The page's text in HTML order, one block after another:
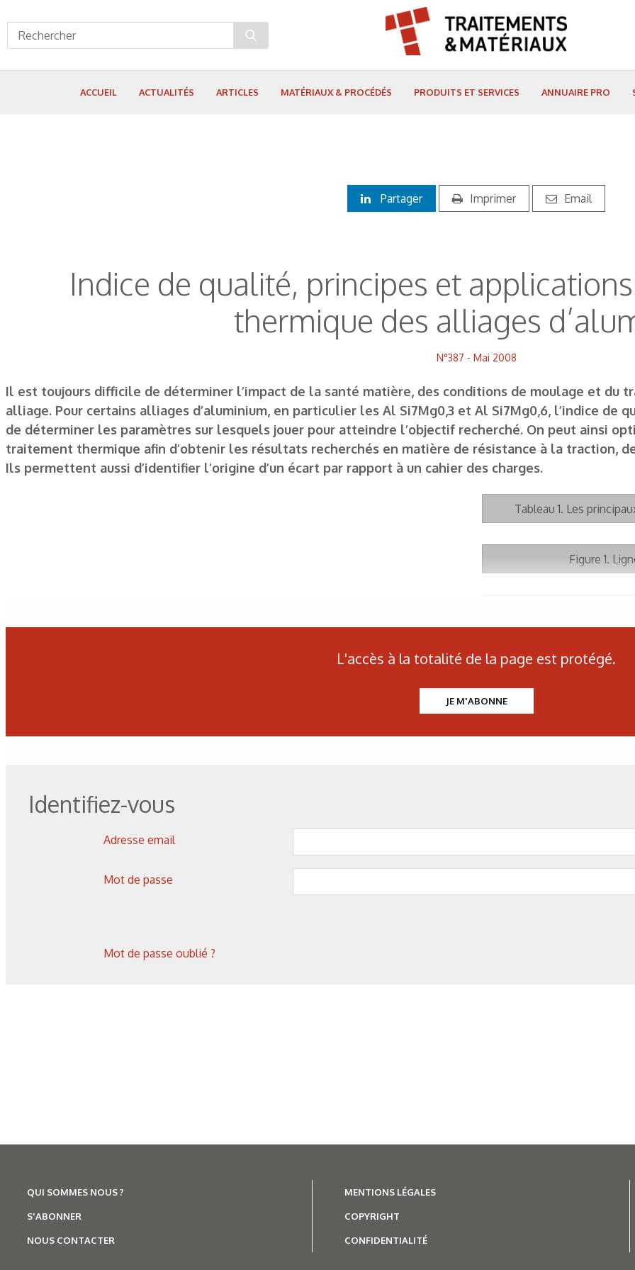
ACCUEIL ACTUALITÉS ARTICLES MATÉRIAUX & PROCÉDÉS PRODUITS ET SERVICES ANNUAIRE PRO
Partager Imprimer Email
Indice de qualité, principes et
thermique des alliages
N°387 - Mai 2008
Il est toujours difficile de déterminer l’impact de la santé matière, des conditions de moulage et du
alliage. Pour certains alliages d’aluminium, en particulier les Al Si7Mg0,3 et Al Si7Mg0,6, l’indice
de déterminer les paramètres sur lesquels jouer pour atteindre l’objectif recherché. On peut ainsi
traitement thermique afin d’obtenir les résultats recherchés en matière de résistance à la traction,
Ils permettent aussi d’identifier l’origine d’un écart par rapport à un cahier des charges.
Tableau 1. Les
Figure 1.
Si7Mg.
Figure 6. Influence de
Si7Mg (zone
Figure 9.
L'accès à la totalité de la page est protégé.
JE M'ABONNE
Identifiez-vous
Adresse email
Mot de passe
Mot de passe oublié ?
QUI SOMMES NOUS ?
S'ABONNER
NOUS CONTACTER
MENTIONS LÉGALES
COPYRIGHT
CONFIDENTIALITÉ